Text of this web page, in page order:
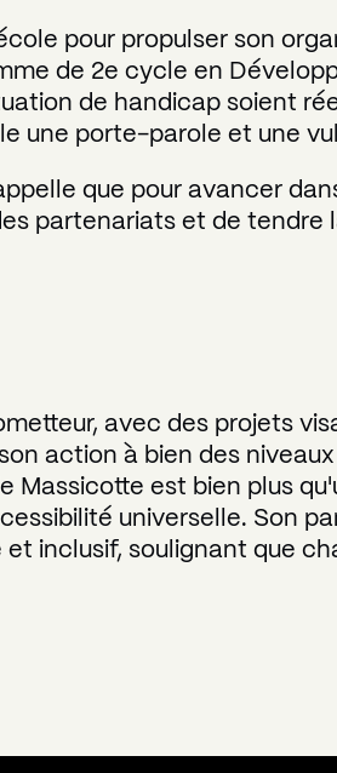
pour propulser son
de 2e cycle en
de handicap soient
une porte-parole et une
que pour avancer
partenariats et de tendre
avec des projets
action à bien des
Massicotte est bien plus
universelle. Son
inclusif, soulignant que